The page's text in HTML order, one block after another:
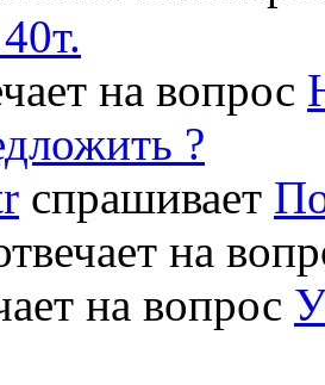
на вопрос
?
спрашивает
на
на вопрос